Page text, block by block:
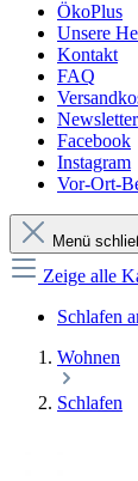
ÖkoPlus
Unsere
Kontakt
FAQ
Newsletter
Facebook
Instagram
Vor-Ort-
Menü
Zeige alle
Schlafen
Wohnen
Schlafen